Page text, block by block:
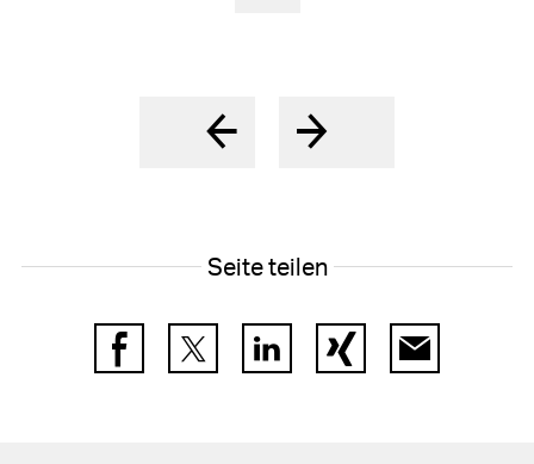
Seite teilen
FacebookTwitter LinkedIn Xing E-Mail